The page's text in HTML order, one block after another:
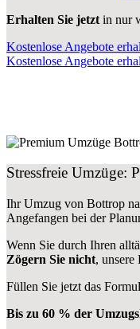
Erhalten Sie jetzt in nur
Kostenlose Angebote
Kostenlose Angebote
Stressfreie Umzüge:
Ihr Umzug von Bottrop
Angefangen bei der
Wenn Sie durch Ihren
Zögern Sie nicht, unsere
Füllen Sie jetzt das
Bis zu 60 % der